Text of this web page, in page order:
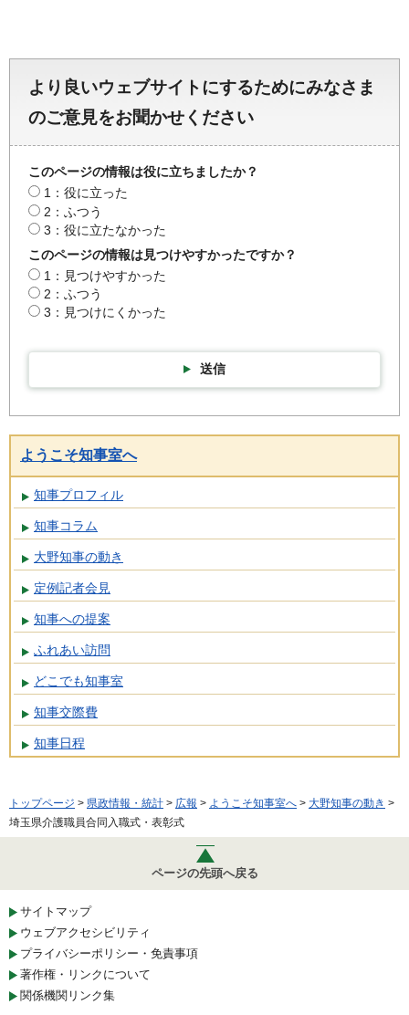
より良いウェブサイトにするためにみなさま
のご意見をお聞かせください
このページの情報は役に立ちましたか？
1：役に立った
2：ふつう
3：役に立たなかった
このページの情報は見つけやすかったですか？
1：見つけやすかった
2：ふつう
3：見つけにくかった
送信
ようこそ知事室へ
知事プロフィル
知事コラム
大野知事の動き
定例記者会見
知事への提案
ふれあい訪問
どこでも知事室
知事交際費
知事日程
トップページ > 県政情報・統計 > 広報 > ようこそ知事室へ > 大野知事の動き >
埼玉県介護職員合同入職式・表彰式
ページの先頭へ戻る
サイトマップ
ウェブアクセシビリティ
プライバシーポリシー・免責事項
著作権・リンクについて
関係機関リンク集